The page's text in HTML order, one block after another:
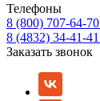
Телефоны
8 (800) 707-64-70
8 (4832) 34-41-41
Заказать звонок